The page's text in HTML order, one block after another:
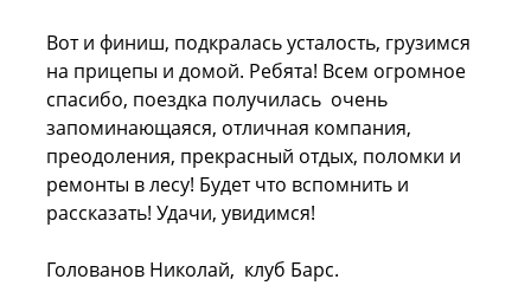
Вот и финиш, подкралась усталость, грузимся
на прицепы и домой. Ребята! Всем огромное
спасибо, поездка получилась очень
запоминающаяся, отличная компания,
преодоления, прекрасный отдых, поломки и
ремонты в лесу! Будет что вспомнить и
рассказать! Удачи, увидимся!
Голованов Николай, клуб Барс.